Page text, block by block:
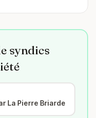
syndics
La Pierre Briarde